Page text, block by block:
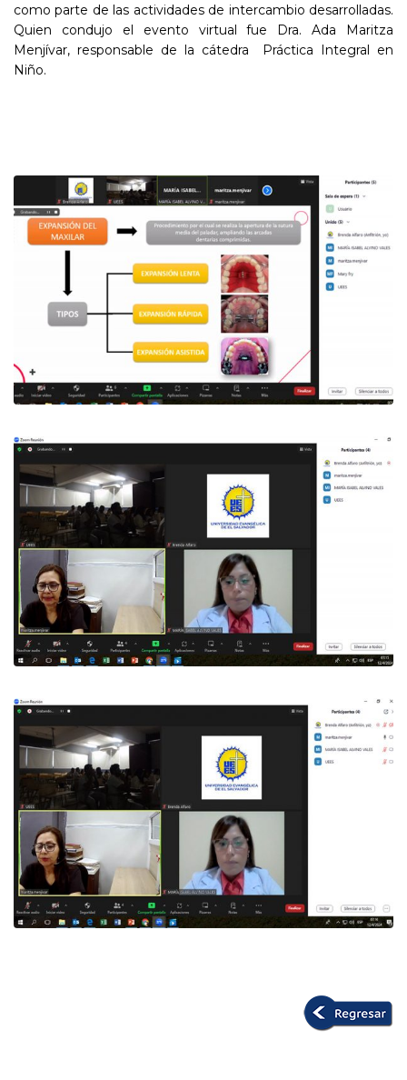
como parte de las actividades de intercambio desarrolladas.
Quien condujo el evento virtual fue Dra. Ada Maritza
Menjívar, responsable de la cátedra Práctica Integral en
Niño.